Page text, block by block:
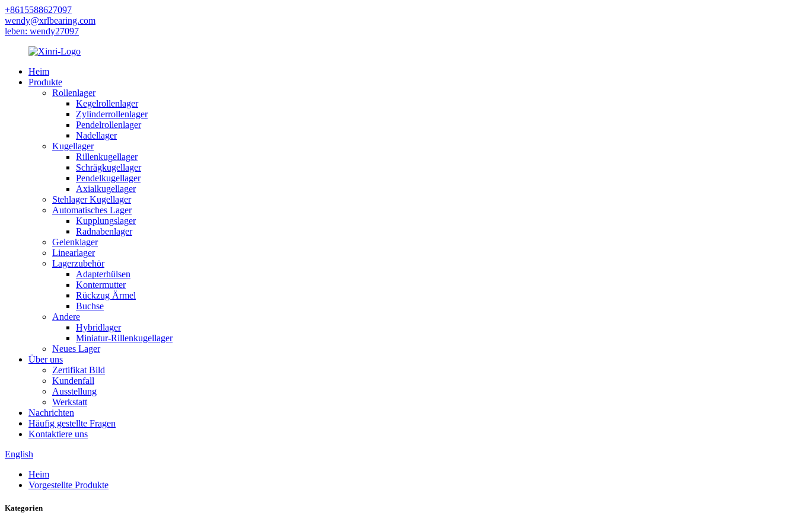
+8615588627097
wendy@xrlbearing.com
leben: wendy27097
Heim
Produkte
Rollenlager
Kegelrollenlager
Zylinderrollenlager
Pendelrollenlager
Nadellager
Kugellager
Rillenkugellager
Schrägkugellager
Pendelkugellager
Axialkugellager
Stehlager Kugellager
Automatisches Lager
Kupplungslager
Radnabenlager
Gelenklager
Linearlager
Lagerzubehör
Adapterhülsen
Kontermutter
Rückzug Ärmel
Buchse
Andere
Hybridlager
Miniatur-Rillenkugellager
Neues Lager
Über uns
Zertifikat Bild
Kundenfall
Ausstellung
Werkstatt
Nachrichten
Häufig gestellte Fragen
Kontaktiere uns
English
Heim
Vorgestellte Produkte
Kategorien